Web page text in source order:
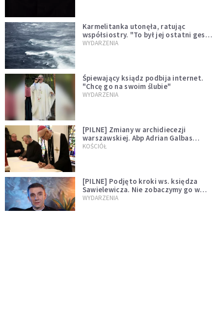
Karmelitanka utonęła, ratując
współsiostry. "To był jej ostatni gest
miłości"
WYDARZENIA
Śpiewający ksiądz podbija internet.
"Chcę go na swoim ślubie"
WYDARZENIA
[PILNE] Zmiany w archidiecezji
warszawskiej. Abp Adrian Galbas
wręczył dekrety nowym proboszczom
KOŚCIÓŁ
[PILNE] Podjęto kroki ws. księdza
Sawielewicza. Nie zobaczymy go w
mediach
WYDARZENIA